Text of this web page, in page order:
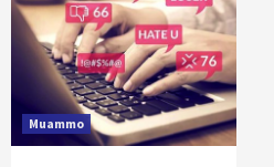
Muammo